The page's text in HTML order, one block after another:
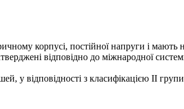
корпусі, постійної напруги і мають
відповідно до міжнародної
у відповідності з класифікацією II